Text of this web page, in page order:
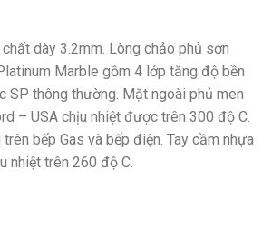
dày 3.2mm. Lòng chảo phủ sơn
Marble gồm 4 lớp tăng độ bền
SP thông thường. Mặt ngoài phủ men
– USA chịu nhiệt được trên 300 độ C.
bếp Gas và bếp điện. Tay cầm nhựa
nhiệt trên 260 độ C.